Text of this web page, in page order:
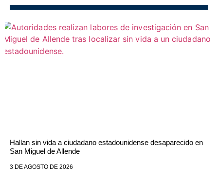
Hallan sin vida a ciudadano estadounidense desaparecido en
San Miguel de Allende
3 DE AGOSTO DE 2026